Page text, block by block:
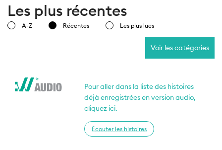
Les plus récentes
A-Z Récentes Les plus lues
Voir les catégories
Pour aller dans la liste des histoires
déjà enregistrées en version audio,
cliquez ici.
Écouter les histoires